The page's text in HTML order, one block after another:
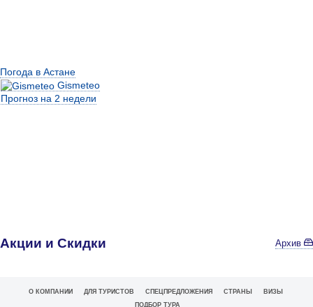
Погода в Астане
Gismeteo
Прогноз на 2 недели
Акции и Скидки Архив
О КОМПАНИИ ДЛЯ ТУРИСТОВ СПЕЦПРЕДЛОЖЕНИЯ СТРАНЫ
ВИЗЫ
ПОДБОР ТУРА